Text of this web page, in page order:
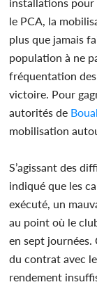
le PCA, la
plus que jamais
population à ne
fréquentation
victoire. Pour
autorités de
mobilisation
S’agissant des
indiqué que les
exécuté, un
au point où le
en sept
du contrat avec
rendement